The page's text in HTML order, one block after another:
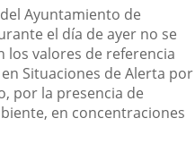
Ayuntamiento de
el día de ayer no se
los valores de referencia
Situaciones de Alerta por
por la presencia de
en concentraciones